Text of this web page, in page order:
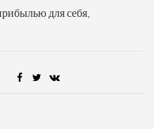
для себя.